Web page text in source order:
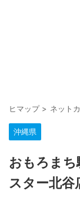
ヒマップ> ネット
沖縄県
おもろま
スター北谷